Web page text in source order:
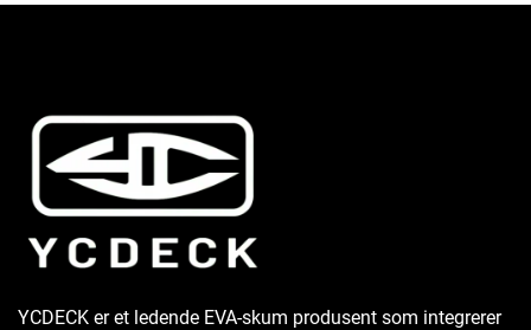
YCDECK er et ledende EVA-skum produsent som integrerer